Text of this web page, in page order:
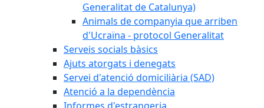
Generalitat de Catalunya)
Animals de companyia que arriben
d'Ucraïna - protocol Generalitat
Serveis socials bàsics
Ajuts atorgats i denegats
Servei d'atenció domiciliària (SAD)
Atenció a la dependència